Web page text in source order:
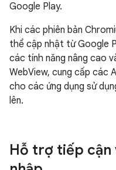
Google Play.
Khi các phiên bản
thể cập nhật từ Google
các tính năng nâng cao
WebView, cung cấp các
cho các ứng dụng sử
lên.
Hỗ trợ tiếp cận